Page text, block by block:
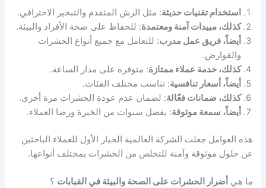
استخدام تقنيات حديثة: مثل الرش المتقدم والتبخير الاحترافي.
كذلك، مبيدات آمنة ومعتمدة: للحفاظ على صحة الأفراد والبيئة.
أيضاً، فريق عمل مدرب: للتعامل مع جميع أنواع الحشرات
والقوارض.
كذلك، خدمة عملاء ممتازة: متوفرة على مدار الساعة.
أيضاً، أسعار تنافسية: تناسب مختلف الفئات.
كذلك، ضمانات فعّالة: لضمان عدم عودة الحشرات مرة أخرى.
أيضاً، سمعة موثوقة: بفضل سنوات من الخبرة ورضا العملاء.
هذه العوامل جعلت الشركة العالمية الخيار الأول للعملاء الباحثين
عن حلول موثوقة وآمنة للتخلص من الحشرات بمختلف أنواعها.
ما هي أضرار الحشرات على الصحة والبيئة في القبابات ؟